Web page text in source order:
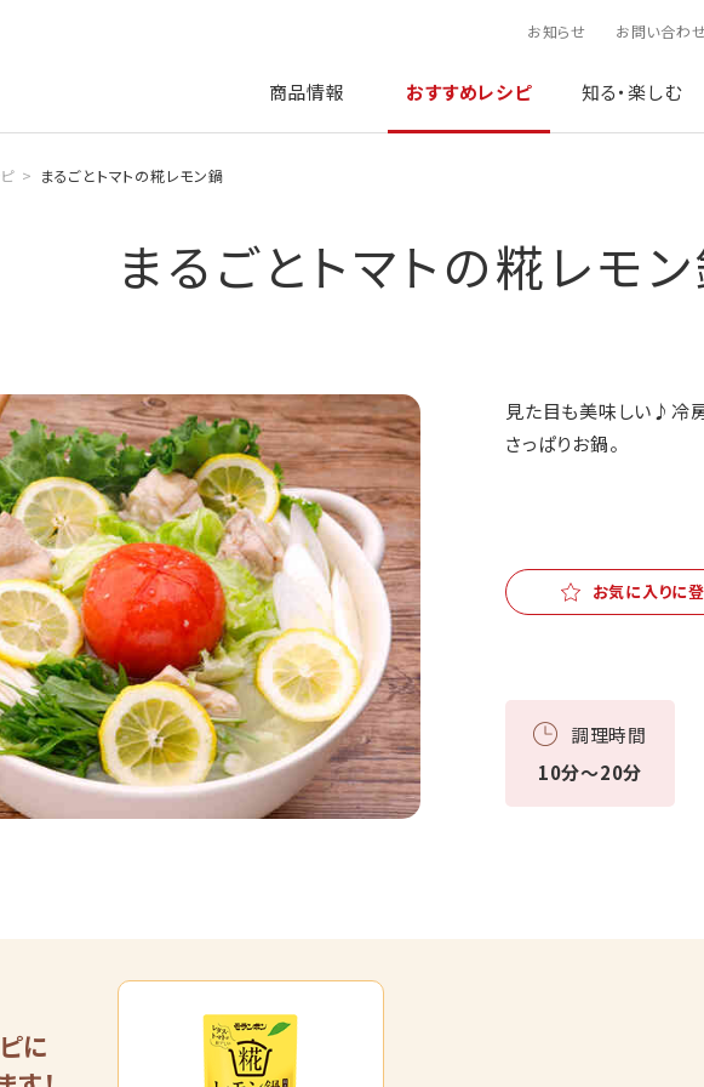
お知らせ お問い合わ
商品情報 おすすめレシピ 知る・楽しむ
まるごとトマトの糀レモン鍋
まるごとトマトの糀レモ
見た目も美味しい♪冷
さっぱりお鍋。
お気に入りに
調理時間
10分～20分
に